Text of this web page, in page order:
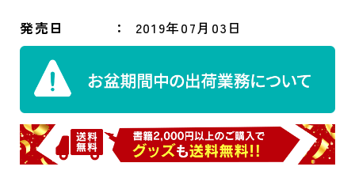
発売日 2019年07月03日